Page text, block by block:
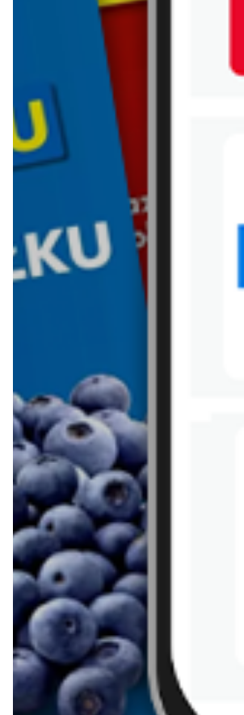
WIĘCEJ GAZETEK HEBE